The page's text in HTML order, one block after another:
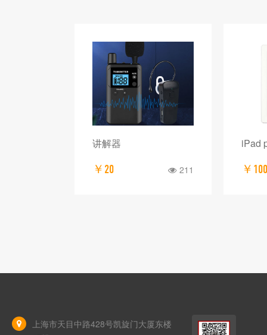
讲解器
￥20 211
iPad
￥100
上海市天目中路428号凯旋门大厦东楼